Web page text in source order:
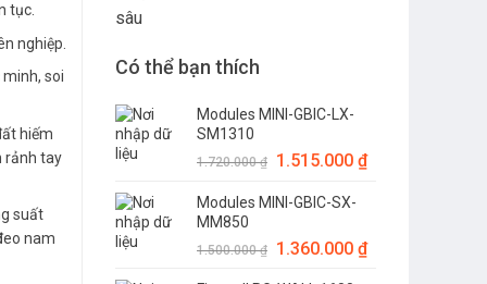
Có thể bạn thích
Modules MINI-GBIC-LX-
SM1310
1.720.000₫
Giá
là:
1.515.000 ₫Giá
1.515.000 ₫.
Modules MINI-GBIC-SX-
MM850
1.500.000₫
Giá
1.360.000 ₫Giá
tục.
nghiệp.
minh, soi
hiếm
rảnh tay
suất
nam